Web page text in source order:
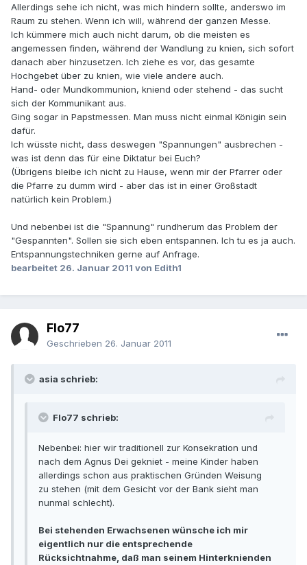
Allerdings sehe ich nicht, was mich hindern sollte, anderswo im
Raum zu stehen. Wenn ich will, während der ganzen Messe.
Ich kümmere mich auch nicht darum, ob die meisten es
angemessen finden, während der Wandlung zu knien, sich sofort
danach aber hinzusetzen. Ich ziehe es vor, das gesamte
Hochgebet über zu knien, wie viele andere auch.
Hand- oder Mundkommunion, kniend oder stehend - das sucht
sich der Kommunikant aus.
Ging sogar in Papstmessen. Man muss nicht einmal Königin sein
dafür.
Ich wüsste nicht, dass deswegen "Spannungen" ausbrechen -
was ist denn das für eine Diktatur bei Euch?
(Übrigens bleibe ich nicht zu Hause, wenn mir der Pfarrer oder
die Pfarre zu dumm wird - aber das ist in einer Großstadt
natürlich kein Problem.)
Und nebenbei ist die "Spannung" rundherum das Problem der
"Gespannten". Sollen sie sich eben entspannen. Ich tu es ja auch.
Entspannungstechniken gerne auf Anfrage.
bearbeitet 26. Januar 2011 von Edith1
Flo77
Geschrieben 26. Januar 2011
asia schrieb:
Flo77 schrieb:
Nebenbei: hier wir traditionell zur Konsekration und
nach dem Agnus Dei gekniet - meine Kinder haben
allerdings schon aus praktischen Gründen Weisung
zu stehen (mit dem Gesicht vor der Bank sieht man
nunmal schlecht).
Bei stehenden Erwachsenen wünsche ich mir
eigentlich nur die entsprechende
Rücksichtnahme, daß man seinem Hinterknienden